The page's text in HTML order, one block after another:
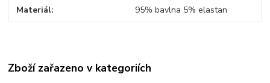
Materiál 95% bavlna 5% elastan
Zboží zařazeno v kategoriích